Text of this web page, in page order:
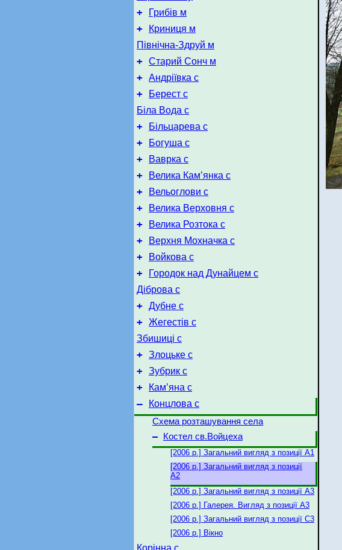
+ Грибів м
+
Криниця м
Північна-Здруй м
+ Старий Сонч м
+ Андріївка с
+
Берест с
Біла Вода с
+ Більцарева с
+ Богуша с
+ Ваврка с
+ Велика Кам’янка с
+ Вельоглови с
+ Велика Верховня с
+ Велика Розтока с
+ Верхня Мохначка с
+ Войкова с
+
Городок над Дунайцем с
Діброва с
+ Дубне с
+ Жегестів с
Збишиці с
+ Злоцьке с
+ Зубрик с
+ Кам’яна с
– Концлова с
Схема розташування села
– Костел св.Войцеха
[2006 р.] Загальний вигляд з позиції А1
[2006 р.] Загальний вигляд з позиції
А2
[2006 р.] Загальний вигляд з позиції А3
[2006 р.] Галерея. Вигляд з позиції А3
[2006 р.] Загальний вигляд з позиції С3
[2006 р.] Вікно
Корінна с